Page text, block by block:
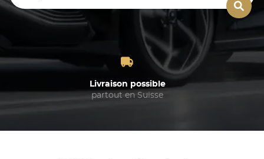
Livraison possible
partout en Suisse